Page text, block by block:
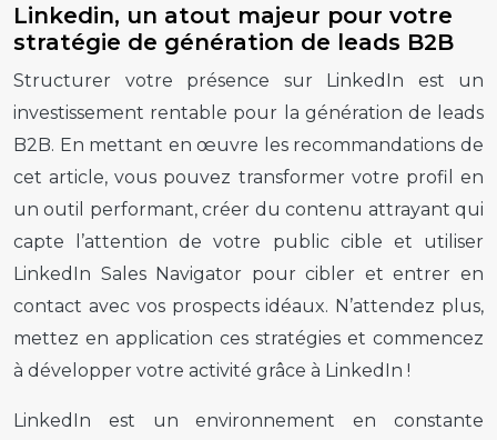
Linkedin, un atout majeur pour votre
stratégie de génération de leads B2B
Structurer votre présence sur LinkedIn est un
investissement rentable pour la génération de leads
B2B. En mettant en œuvre les recommandations de
cet article, vous pouvez transformer votre profil en
un outil performant, créer du contenu attrayant qui
capte l’attention de votre public cible et utiliser
LinkedIn Sales Navigator pour cibler et entrer en
contact avec vos prospects idéaux. N’attendez plus,
mettez en application ces stratégies et commencez
à développer votre activité grâce à LinkedIn !
LinkedIn est un environnement en constante